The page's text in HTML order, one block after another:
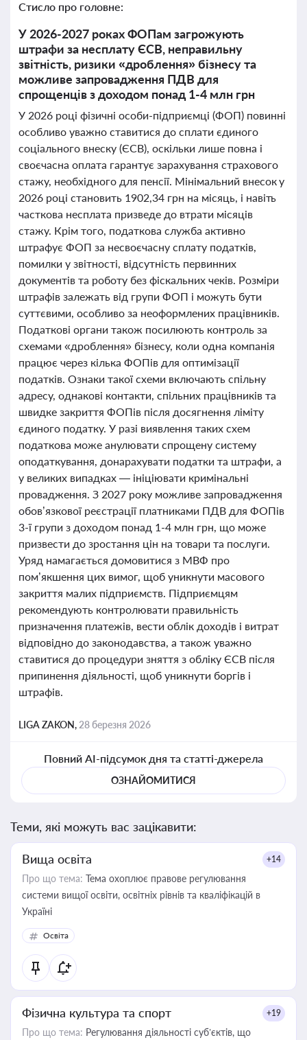
Стисло про головне:
У 2026-2027 роках ФОПам загрожують
штрафи за несплату ЄСВ, неправильну
звітність, ризики «дроблення» бізнесу та
можливе запровадження ПДВ для
спрощенців з доходом понад 1-4 млн грн
У 2026 році фізичні особи-підприємці (ФОП) повинні
особливо уважно ставитися до сплати єдиного
соціального внеску (ЄСВ), оскільки лише повна і
своєчасна оплата гарантує зарахування страхового
стажу, необхідного для пенсії. Мінімальний внесок у
2026 році становить 1902,34 грн на місяць, і навіть
часткова несплата призведе до втрати місяців
стажу. Крім того, податкова служба активно
штрафує ФОП за несвоєчасну сплату податків,
помилки у звітності, відсутність первинних
документів та роботу без фіскальних чеків. Розміри
штрафів залежать від групи ФОП і можуть бути
суттєвими, особливо за неоформлених працівників.
Податкові органи також посилюють контроль за
схемами «дроблення» бізнесу, коли одна компанія
працює через кілька ФОПів для оптимізації
податків. Ознаки такої схеми включають спільну
адресу, однакові контакти, спільних працівників та
швидке закриття ФОПів після досягнення ліміту
єдиного податку. У разі виявлення таких схем
податкова може анулювати спрощену систему
оподаткування, донарахувати податки та штрафи, а
у великих випадках — ініціювати кримінальні
провадження. З 2027 року можливе запровадження
обов’язкової реєстрації платниками ПДВ для ФОПів
3-ї групи з доходом понад 1-4 млн грн, що може
призвести до зростання цін на товари та послуги.
Уряд намагається домовитися з МВФ про
пом’якшення цих вимог, щоб уникнути масового
закриття малих підприємств. Підприємцям
рекомендують контролювати правильність
призначення платежів, вести облік доходів і витрат
відповідно до законодавства, а також уважно
ставитися до процедури зняття з обліку ЄСВ після
припинення діяльності, щоб уникнути боргів і
штрафів.
LIGA ZAKON, 28 березня 2026
Повний AI-підсумок дня та статті-джерела
ОЗНАЙОМИТИСЯ
Теми, які можуть вас зацікавити:
Вища освіта +14
Про що тема: Тема охоплює правове регулювання
системи вищої освіти, освітніх рівнів та кваліфікацій в
Україні
Освіта
Фізична культура та спорт +19
Про що тема: Регулювання діяльності суб’єктів, що